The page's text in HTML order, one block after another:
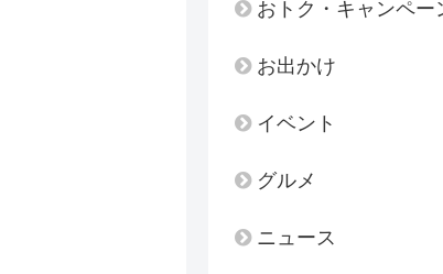
おトク・キャンペー
お出かけ
イベント
グルメ
ニュース